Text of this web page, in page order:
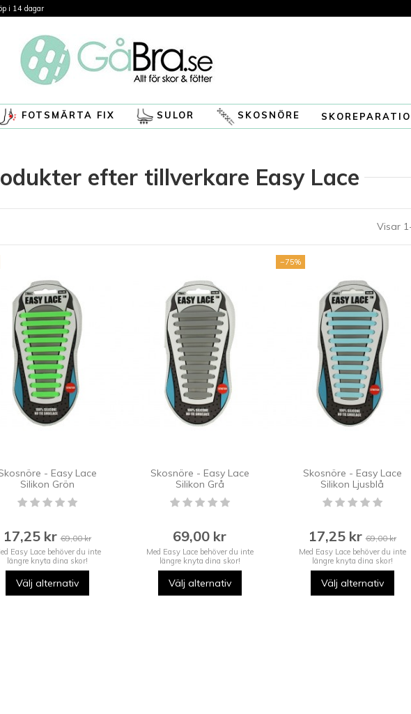
i 14 dagar
FOTSMÄRTA FIX SULOR SKOSNÖRE
efter tillverkare Easy Lace
Visar
- Easy Lace
Silikon Grön
17,25 kr69,00 kr
Easy Lace behöver du inte
längre knyta dina skor!
Välj alternativ
Skosnöre - Easy Lace
Silikon Grå
69,00 kr
Med Easy Lace behöver du inte
längre knyta dina skor!
Välj alternativ
−75%
Skosnöre - Easy Lace
Silikon Ljusblå
17,25 kr69,00 kr
Med Easy Lace behöver du inte
längre knyta dina skor!
Välj alternativ